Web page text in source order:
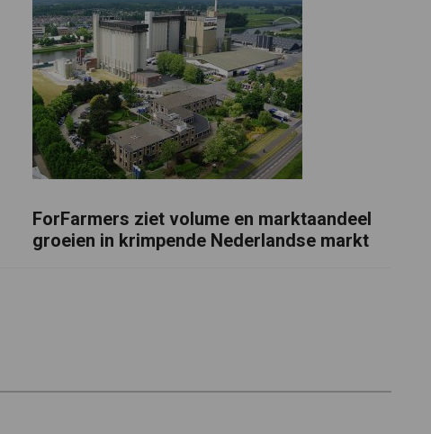
ForFarmers ziet volume en marktaandeel
groeien in krimpende Nederlandse markt